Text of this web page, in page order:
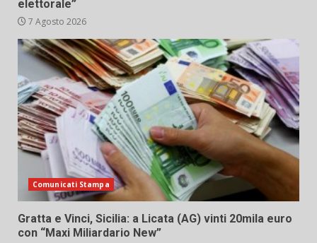
elettorale”
7 Agosto 2026
Comunicati Stampa
Gratta e Vinci, Sicilia: a Licata (AG) vinti 20mila euro
con “Maxi Miliardario New”